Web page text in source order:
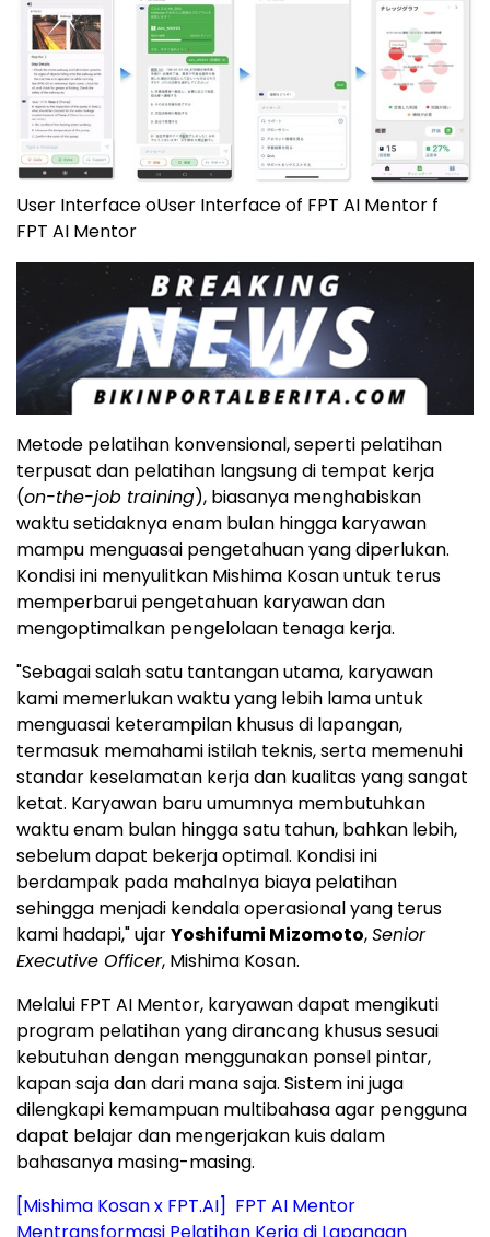
User Interface oUser Interface of FPT AI Mentor f
FPT AI Mentor
Metode pelatihan konvensional, seperti pelatihan
terpusat dan pelatihan langsung di tempat kerja
(on-the-job training), biasanya menghabiskan
waktu setidaknya enam bulan hingga karyawan
mampu menguasai pengetahuan yang diperlukan.
Kondisi ini menyulitkan Mishima Kosan untuk terus
memperbarui pengetahuan karyawan dan
mengoptimalkan pengelolaan tenaga kerja.
"Sebagai salah satu tantangan utama, karyawan
kami memerlukan waktu yang lebih lama untuk
menguasai keterampilan khusus di lapangan,
termasuk memahami istilah teknis, serta memenuhi
standar keselamatan kerja dan kualitas yang sangat
ketat. Karyawan baru umumnya membutuhkan
waktu enam bulan hingga satu tahun, bahkan lebih,
sebelum dapat bekerja optimal. Kondisi ini
berdampak pada mahalnya biaya pelatihan
sehingga menjadi kendala operasional yang terus
kami hadapi," ujarYoshifumi Mizomoto,Senior
Executive Officer, Mishima Kosan.
Melalui FPT AI Mentor, karyawan dapat mengikuti
program pelatihan yang dirancang khusus sesuai
kebutuhan dengan menggunakan ponsel pintar,
kapan saja dan dari mana saja. Sistem ini juga
dilengkapi kemampuan multibahasa agar pengguna
dapat belajar dan mengerjakan kuis dalam
bahasanya masing-masing.
[Mishima Kosan x FPT.AI] FPT AI Mentor